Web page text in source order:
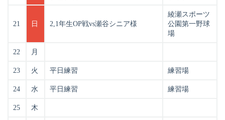
21 日 2,1年生OP戦vs瀬谷シニア様
綾瀬スポーツ
公園第一野球
場
22 月
23 火 平日練習 練習場
24 水 平日練習 練習場
25 木